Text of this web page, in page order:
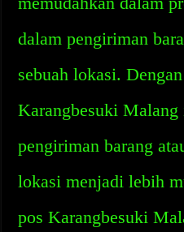
dalam pengiriman
sebuah lokasi.
Karangbesuki Malang
pengiriman barang
lokasi menjadi lebih
pos Karangbesuki